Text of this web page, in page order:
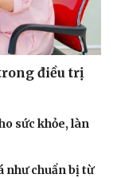
điều trị
sức khỏe, làn
như chuẩn bị từ